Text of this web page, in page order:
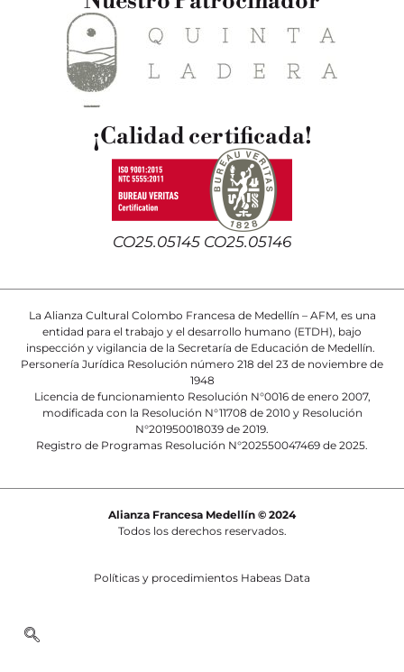
¡Calidad certificada!
CO25.05145 CO25.05146
La Alianza Cultural Colombo Francesa de Medellín – AFM, es una
entidad para el trabajo y el desarrollo humano (ETDH), bajo
inspección y vigilancia de la Secretaría de Educación de Medellín.
Personería Jurídica Resolución número 218 del 23 de noviembre de
1948
Licencia de funcionamiento Resolución N°0016 de enero 2007,
modificada con la Resolución N°11708 de 2010 y Resolución
N°201950018039 de 2019.
Registro de Programas Resolución N°202550047469 de 2025.
Alianza Francesa Medellín © 2024
Todos los derechos reservados.
Políticas y procedimientos Habeas Data